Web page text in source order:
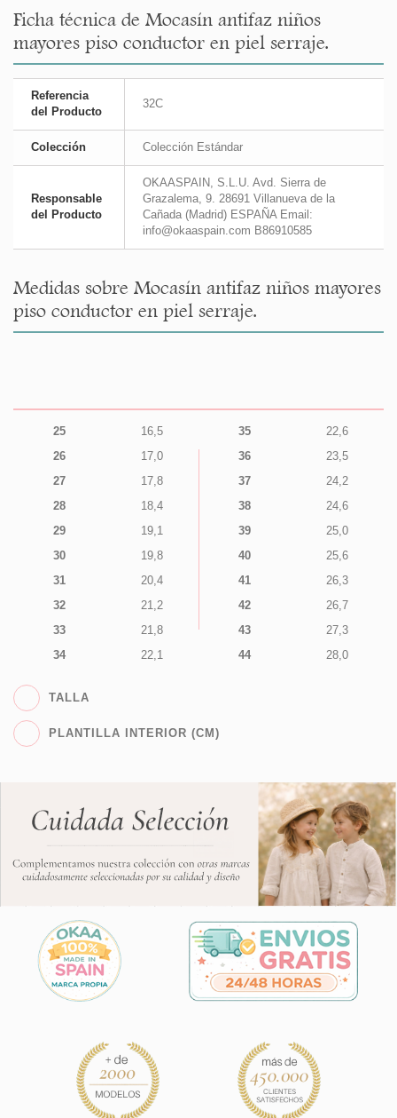
Ficha técnica de Mocasín antifaz niños
mayores piso conductor en piel serraje.
Referencia
del Producto
32C
Colección Colección Estándar
Responsable
del Producto
OKAASPAIN, S.L.U. Avd. Sierra de
Grazalema, 9. 28691 Villanueva de la
Cañada (Madrid) ESPAÑA Email:
info@okaaspain.com B86910585
Medidas sobre Mocasín antifaz niños mayores
piso conductor en piel serraje.
25
16,5
26
17,0
27
17,8
28
18,4
29
19,1
30
19,8
31
20,4
32
21,2
33
21,8
34
22,1
35
22,6
36
23,5
37
24,2
38
24,6
39
25,0
40
25,6
41
26,3
42
26,7
43
27,3
44
28,0
TALLA
PLANTILLA INTERIOR (CM)